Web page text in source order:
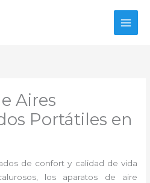
Aires
Portátiles en
de confort y calidad de vida
los aparatos de aire